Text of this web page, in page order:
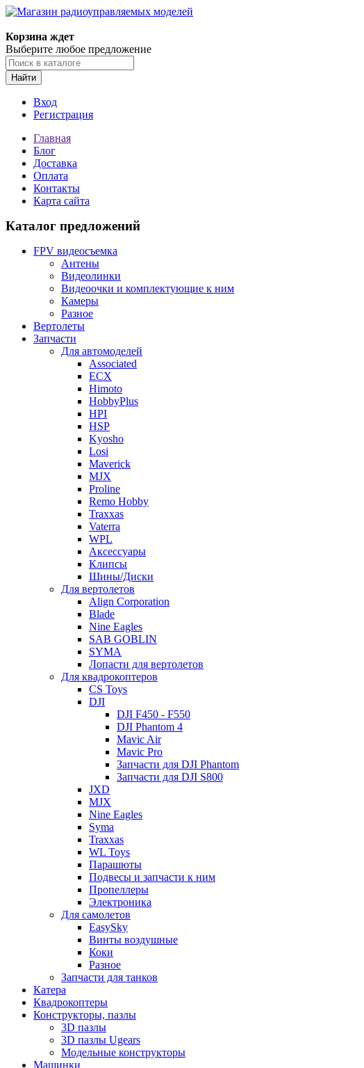
Корзина ждет
Выберите любое предложение
Найти
Вход
Регистрация
Главная
Блог
Доставка
Оплата
Контакты
Карта сайта
Каталог предложений
FPV видеосъемка
Антены
Видеолинки
Видеоочки и комплектующие к ним
Камеры
Разное
Вертолеты
Запчасти
Для автомоделей
Associated
ECX
Himoto
HobbyPlus
HPI
HSP
Kyosho
Losi
Maverick
MJX
Proline
Remo Hobby
Traxxas
Vaterra
WPL
Аксессуары
Клипсы
Шины/Диски
Для вертолетов
Align Corporation
Blade
Nine Eagles
SAB GOBLIN
SYMA
Лопасти для вертолетов
Для квадрокоптеров
CS Toys
DJI
DJI F450 - F550
DJI Phantom 4
Mavic Air
Mavic Pro
Запчасти для DJI Phantom
Запчасти для DJI S800
JXD
MJX
Nine Eagles
Syma
Traxxas
WL Toys
Парашюты
Подвесы и запчасти к ним
Пропеллеры
Электроника
Для самолетов
EasySky
Винты воздушные
Коки
Разное
Запчасти для танков
Катера
Квадрокоптеры
Конструкторы, пазлы
3D пазлы
3D пазлы Ugears
Модельные конструкторы
Машинки